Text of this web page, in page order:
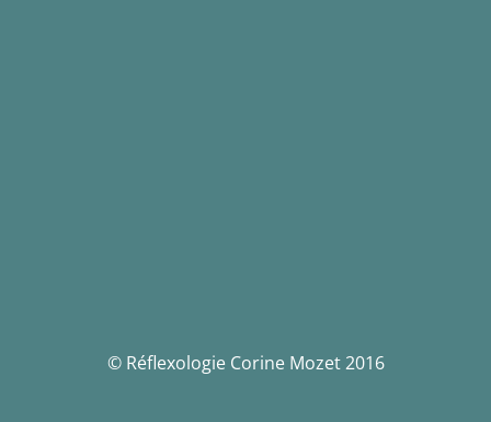
© Réflexologie Corine Mozet 2016